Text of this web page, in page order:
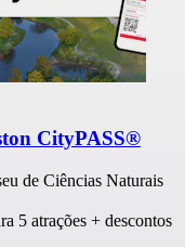
CityPASS®
de Ciências Naturais
5 atrações + descontos